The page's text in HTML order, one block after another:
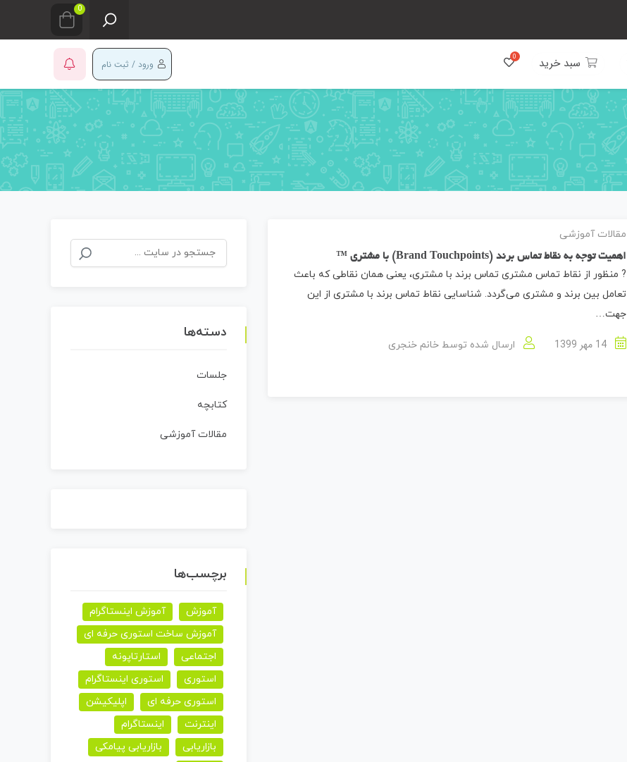
0
سبد خرید ورود / ثبت نام
مقالات آموزشی
اهمیت توجه به نقاط تماس برند (Brand Touchpoints) با مشتری ™️
? منظور از نقاط تماس مشتری تماس برند با مشتری، یعنی همان نقاطی که باعث
تعامل بین برند و مشتری می‌گردد. شناسایی نقاط تماس برند با مشتری از این
جهت…
ارسال شده توسط خانم خنجری
جستجو
برای:
دسته‌ها
جلسات
کتابچه
مقالات آموزشی
برچسب‌ها
آموزش
آموزش اینستاگرام
آموزش ساخت استوری حرفه ای
اجتماعی
استارتاپونه
استوری
استوری اینستاگرام
استوری حرفه ای
اپلیکیشن
اینترنت
اینستاگرام
بازاریابی
بازاریابی پیامکی